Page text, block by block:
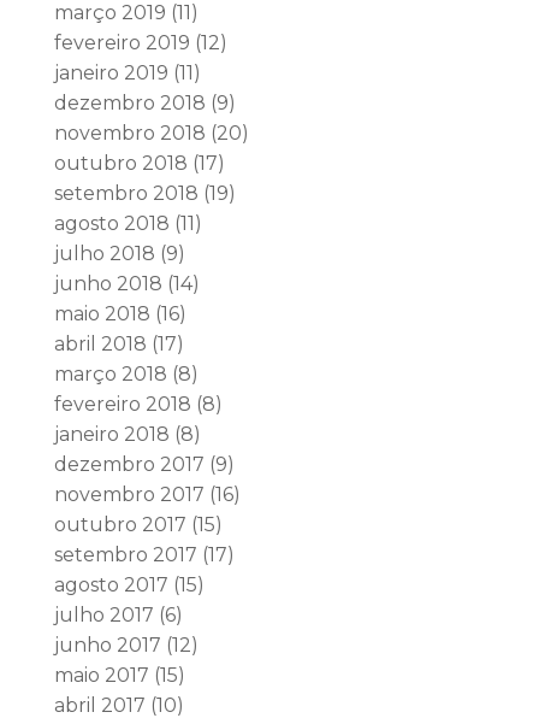
março 2019 (11)
fevereiro 2019 (12)
janeiro 2019 (11)
dezembro 2018 (9)
novembro 2018 (20)
outubro 2018 (17)
setembro 2018 (19)
agosto 2018 (11)
julho 2018 (9)
junho 2018 (14)
maio 2018 (16)
abril 2018 (17)
março 2018 (8)
fevereiro 2018 (8)
janeiro 2018 (8)
dezembro 2017 (9)
novembro 2017 (16)
outubro 2017 (15)
setembro 2017 (17)
agosto 2017 (15)
julho 2017 (6)
junho 2017 (12)
maio 2017 (15)
abril 2017 (10)